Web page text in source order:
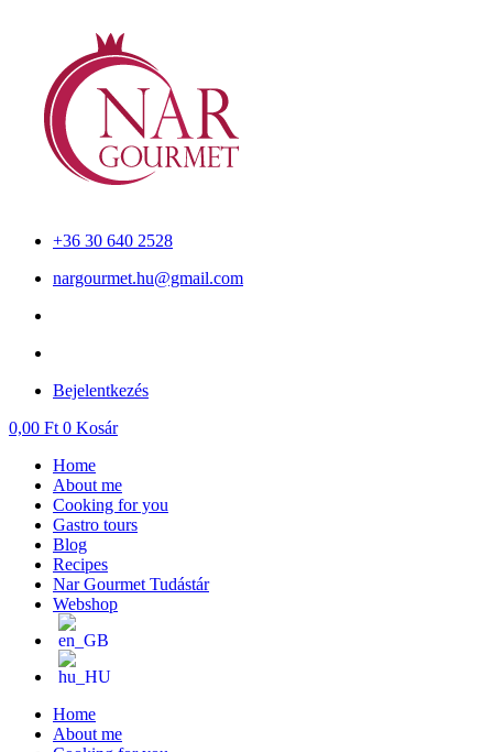
+36 30 640 2528
nargourmet.hu@gmail.com
Bejelentkezés
0,00 Ft 0 Kosár
Home
About me
Cooking for you
Gastro tours
Blog
Recipes
Nar Gourmet Tudástár
Webshop
Home
About me